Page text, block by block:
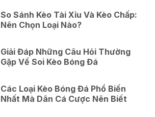
So Sánh Kèo Tài Xỉu Và Kèo Chấp:
Nên Chọn Loại Nào?
Giải Đáp Những Câu Hỏi Thường
Gặp Về Soi Kèo Bóng Đá
Các Loại Kèo Bóng Đá Phổ Biến
Nhất Mà Dân Cá Cược Nên Biết